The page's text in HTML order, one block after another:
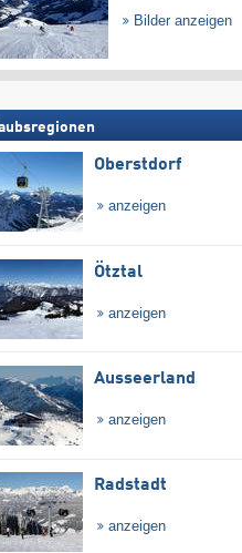
Bilder anzeigen
Oberstdorf
anzeigen
Ötztal
anzeigen
Ausseerland
anzeigen
Radstadt
anzeigen